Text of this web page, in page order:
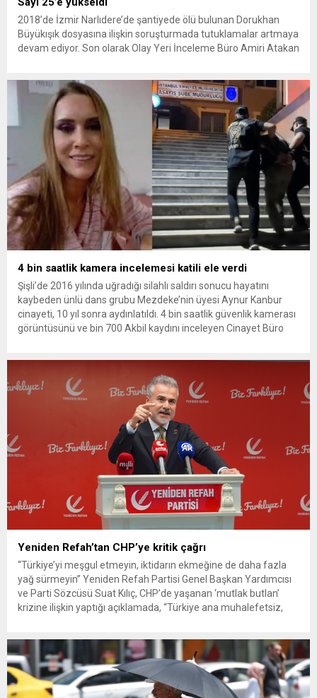
2018’de İzmir Narlıdere’de şantiyede ölü bulunan Dorukhan
Büyükışık dosyasına ilişkin soruşturmada tutuklamalar artmaya
devam ediyor. Son olarak Olay Yeri İnceleme Büro Amiri Atakan
bulunan Dorukhan Büyükışık’a ilişkin yeniden açılan
soruşturmada tutuklamalar genişliyor. Son olarak dönemin...
4 bin saatlik kamera incelemesi katili ele verdi
Şişli’de 2016 yılında uğradığı silahlı saldırı sonucu hayatını
kaybeden ünlü dans grubu Mezdeke’nin üyesi Aynur Kanbur
cinayeti, 10 yıl sonra aydınlatıldı. 4 bin saatlik güvenlik kamerası
görüntüsünü ve bin 700 Akbil kaydını inceleyen Cinayet Büro
Yeniden Refah’tan CHP’ye kritik çağrı
“Türkiye’yi meşgul etmeyin, iktidarın ekmeğine de daha fazla
yağ sürmeyin” Yeniden Refah Partisi Genel Başkan Yardımcısı
ve Parti Sözcüsü Suat Kılıç, CHP’de yaşanan ‘mutlak butlan’
krizine ilişkin yaptığı açıklamada, “Türkiye ana muhalefetsiz,
olun. Türkiye’yi...